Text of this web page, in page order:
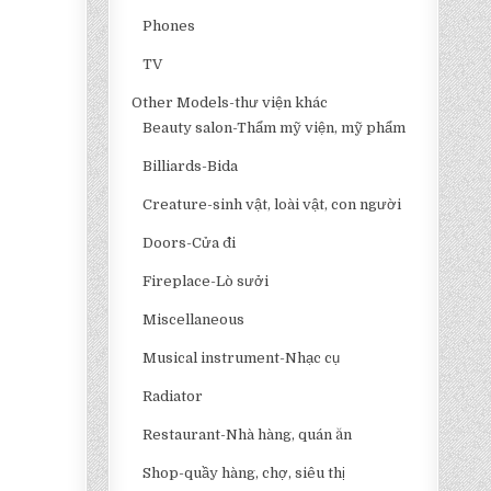
Phones
TV
Other Models-thư viện khác
Beauty salon-Thẩm mỹ viện, mỹ phẩm
Billiards-Bida
Creature-sinh vật, loài vật, con người
Doors-Cửa đi
Fireplace-Lò sưởi
Miscellaneous
Musical instrument-Nhạc cụ
Radiator
Restaurant-Nhà hàng, quán ăn
Shop-quầy hàng, chợ, siêu thị